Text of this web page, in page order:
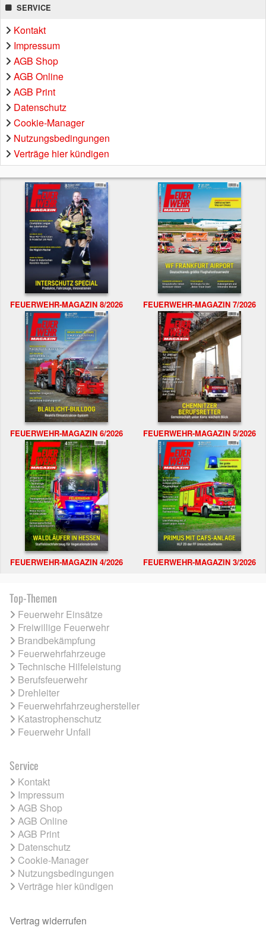
SERVICE
Kontakt
Impressum
AGB Shop
AGB Online
AGB Print
Datenschutz
Cookie-Manager
Nutzungsbedingungen
Verträge hier kündigen
FEUERWEHR-MAGAZIN 8/2026 FEUERWEHR-MAGAZIN 7/2026
FEUERWEHR-MAGAZIN 6/2026 FEUERWEHR-MAGAZIN 5/2026
FEUERWEHR-MAGAZIN 4/2026 FEUERWEHR-MAGAZIN 3/2026
Top-Themen
Feuerwehr Einsätze
Freiwillige Feuerwehr
Brandbekämpfung
Feuerwehrfahrzeuge
Technische Hilfeleistung
Berufsfeuerwehr
Drehleiter
Feuerwehrfahrzeughersteller
Katastrophenschutz
Feuerwehr Unfall
Service
Kontakt
Impressum
AGB Shop
AGB Online
AGB Print
Datenschutz
Cookie-Manager
Nutzungsbedingungen
Verträge hier kündigen
Vertrag widerrufen